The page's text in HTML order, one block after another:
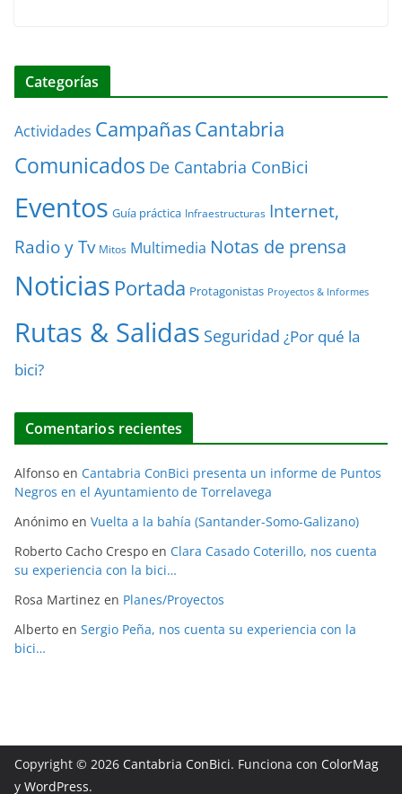
o
k
r
Categorías
Actividades CampañasCantabria
Comunicados De Cantabria ConBici
Eventos Guía práctica Infraestructuras Internet,
Radio y Tv Mitos Multimedia Notas de prensa
Noticias Portada Protagonistas Proyectos & Informes
Rutas & Salidas Seguridad ¿Por qué la
bici?
Comentarios recientes
Alfonso en Cantabria ConBici presenta un informe de Puntos
Negros en el Ayuntamiento de Torrelavega
Anónimo en Vuelta a la bahía (Santander-Somo-Galizano)
Roberto Cacho Crespo en Clara Casado Coterillo, nos cuenta
su experiencia con la bici…
Rosa Martinez en Planes/Proyectos
Alberto en Sergio Peña, nos cuenta su experiencia con la
bici…
Copyright © 2026 Cantabria ConBici. Funciona con ColorMag
y WordPress.